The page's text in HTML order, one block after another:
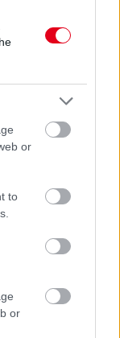
or
to
or
szerint
az új autók
adtak: „Azok a
a szimulátorban,
erről.”
is
fogadták
ápol
Ha szereti a
közösen
jó
és a Formula–1
maga dönt majd
Formula–1
én véleményem